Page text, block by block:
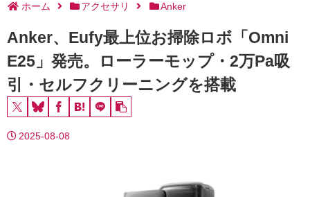
ホーム アクセサリ Anker
Anker、Eufy最上位お掃除ロボ「Omni
E25」発売。ローラーモップ・2万Pa吸
引・セルフクリーニングを搭載
2025-08-08